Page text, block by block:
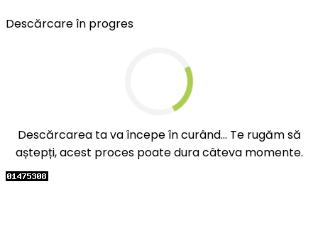
Descărcare în progres
Descărcarea ta va începe în curând... Te rugăm să
aștepți, acest proces poate dura câteva momente.